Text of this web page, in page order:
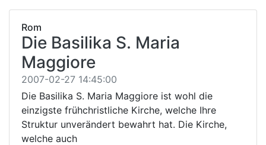
Rom
Die Basilika S. Maria
Maggiore
2007-02-27 14:45:00
Die Basilika S. Maria Maggiore ist wohl die
einzigste frühchristliche Kirche, welche Ihre
Struktur unverändert bewahrt hat. Die Kirche,
welche auch